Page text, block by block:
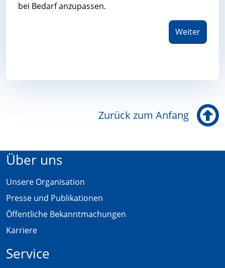
bei Bedarf anzupassen.
Weiter
Zurück zum Anfang
Über uns
Unsere Organisation
Presse und Publikationen
Öffentliche Bekanntmachungen
Karriere
Service